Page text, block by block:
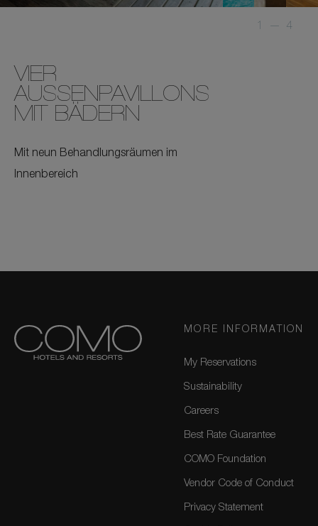
1 — 4
VIER
AUSSENPAVILLONS M
IT BÄDERN
Mit neun Behandlungsräumen im
Innenbereich
MORE INFORMATION
My Reservations
Sustainability
Careers
Best Rate Guarantee
COMO Foundation
Vendor Code of Conduct
Privacy Statement